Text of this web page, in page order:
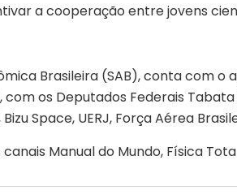
a cooperação entre jovens
Brasileira (SAB), conta com
os Deputados Federais
Space, UERJ, Força Aérea
Manual do Mundo, Física